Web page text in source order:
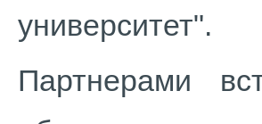
университет".
Партнерами